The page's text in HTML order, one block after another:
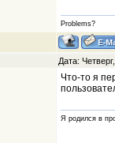
Problems?
Дата:
Что-то я
Я родился в